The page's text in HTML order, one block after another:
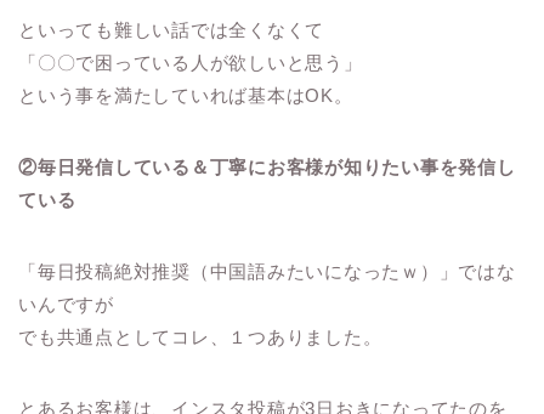
といっても難しい話では全くなくて
「〇〇で困っている人が欲しいと思う」
という事を満たしていれば基本はOK。
②毎日発信している＆丁寧にお客様が知りたい事を発信し
ている
「毎日投稿絶対推奨（中国語みたいになったｗ）」ではな
いんですが
でも共通点としてコレ、１つありました。
とあるお客様は、インスタ投稿が3日おきになってたのを